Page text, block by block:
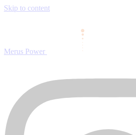
Skip to content
Merus Power